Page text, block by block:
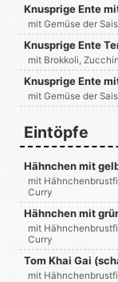
Knusprige Ente
mit Gemüse der
Knusprige Ente
mit Brokkoli,
Knusprige Ente
mit Gemüse der
Eintöpfe
Hähnchen mit
mit
Curry
Hähnchen mit
mit
Curry
Tom Khai Gai
mit